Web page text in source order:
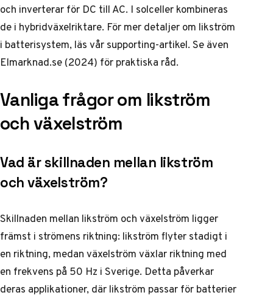
och inverterar för DC till AC. I solceller kombineras
de i hybridväxelriktare. För mer detaljer om likström
i batterisystem, läs vår supporting-artikel. Se även
Elmarknad.se (2024) för praktiska råd.
Vanliga frågor om likström
och växelström
Vad är skillnaden mellan likström
och växelström?
Skillnaden mellan likström och växelström ligger
främst i strömens riktning: likström flyter stadigt i
en riktning, medan växelström växlar riktning med
en frekvens på 50 Hz i Sverige. Detta påverkar
deras applikationer, där likström passar för batterier